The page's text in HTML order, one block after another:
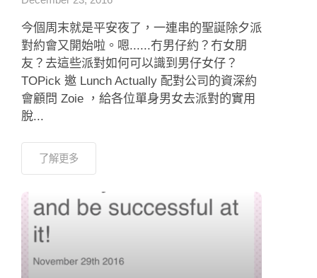
今個周末就是平安夜了，一連串的聖誕除夕派
對約會又開始啦。嗯......冇男仔約？冇女朋
友？去這些派對如何可以識到男仔女仔？
TOPick 邀 Lunch Actually 配對公司的資深約
會顧問 Zoie ，給各位單身男女去派對的實用
脫...
了解更多